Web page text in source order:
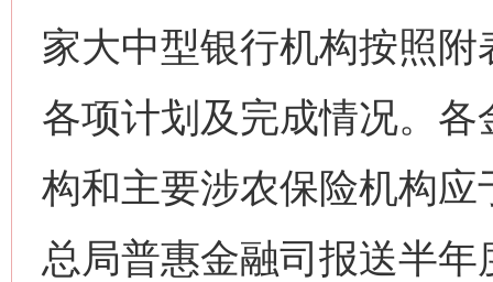
家大中型银行机构按照
各项计划及完成情况。
构和主要涉农保险机构
总局普惠金融司报送半